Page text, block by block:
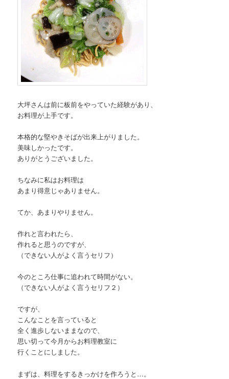
大坪さんは前に板前をやっていた経験があり、
お料理が上手です。
本格的な堅やきそばが出来上がりました。
美味しかったです。
ありがとうございました。
ちなみに私はお料理は
あまり得意じゃありません。
てか、あまりやりません。
作れと言われたら、
作れると思うのですが、
（できない人がよく言うセリフ）
今のところ仕事に追われて時間がない。
（できない人がよく言うセリフ２）
ですが、
こんなことを言っていると
全く進歩しないままなので、
思い切って今月からお料理教室に
行くことにしました。
まずは、料理をするきっかけを作ろうと…。